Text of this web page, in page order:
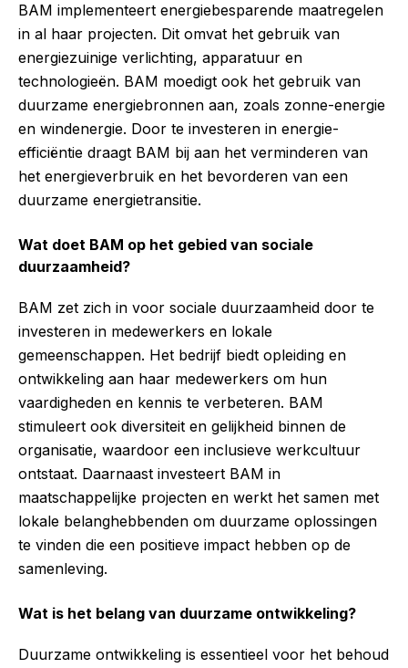
BAM implementeert energiebesparende maatregelen
in al haar projecten. Dit omvat het gebruik van
energiezuinige verlichting, apparatuur en
technologieën. BAM moedigt ook het gebruik van
duurzame energiebronnen aan, zoals zonne-energie
en windenergie. Door te investeren in energie-
efficiëntie draagt BAM bij aan het verminderen van
het energieverbruik en het bevorderen van een
duurzame energietransitie.
Wat doet BAM op het gebied van sociale
duurzaamheid?
BAM zet zich in voor sociale duurzaamheid door te
investeren in medewerkers en lokale
gemeenschappen. Het bedrijf biedt opleiding en
ontwikkeling aan haar medewerkers om hun
vaardigheden en kennis te verbeteren. BAM
stimuleert ook diversiteit en gelijkheid binnen de
organisatie, waardoor een inclusieve werkcultuur
ontstaat. Daarnaast investeert BAM in
maatschappelijke projecten en werkt het samen met
lokale belanghebbenden om duurzame oplossingen
te vinden die een positieve impact hebben op de
samenleving.
Wat is het belang van duurzame ontwikkeling?
Duurzame ontwikkeling is essentieel voor het behoud